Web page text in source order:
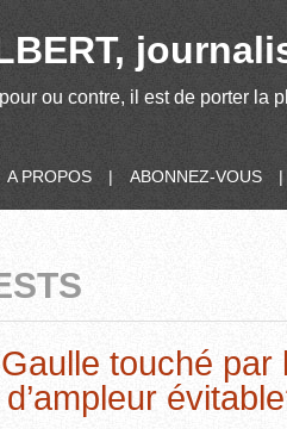
pour ou contre, il est de porter
A PROPOS | ABONNEZ-VOUS |
touché par